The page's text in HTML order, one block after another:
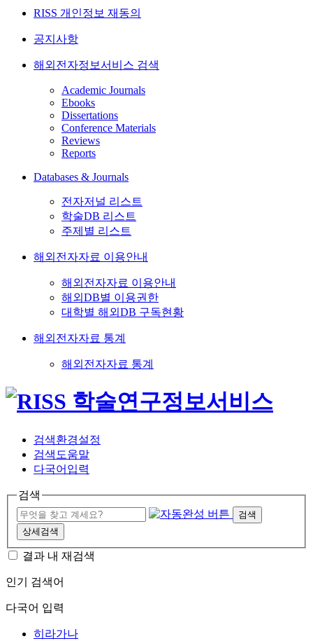
RISS 개인정보 재동의
공지사항
해외전자정보서비스 검색
Academic Journals
Ebooks
Dissertations
Conference Materials
Reviews
Reports
Databases & Journals
전자저널 리스트
학술DB 리스트
주제별 리스트
해외전자자료 이용안내
해외전자자료 이용안내
해외DB별 이용권한
대학별 해외DB 구독현황
해외전자자료 통계
해외전자자료 통계
검색환경설정
검색도움말
다국어입력
검색
검색
상세검색
결과 내 재검색
인기 검색어
다국어 입력
히라가나